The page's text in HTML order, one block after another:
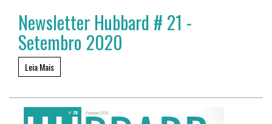
Newsletter Hubbard # 21 -
Setembro 2020
Leia Mais